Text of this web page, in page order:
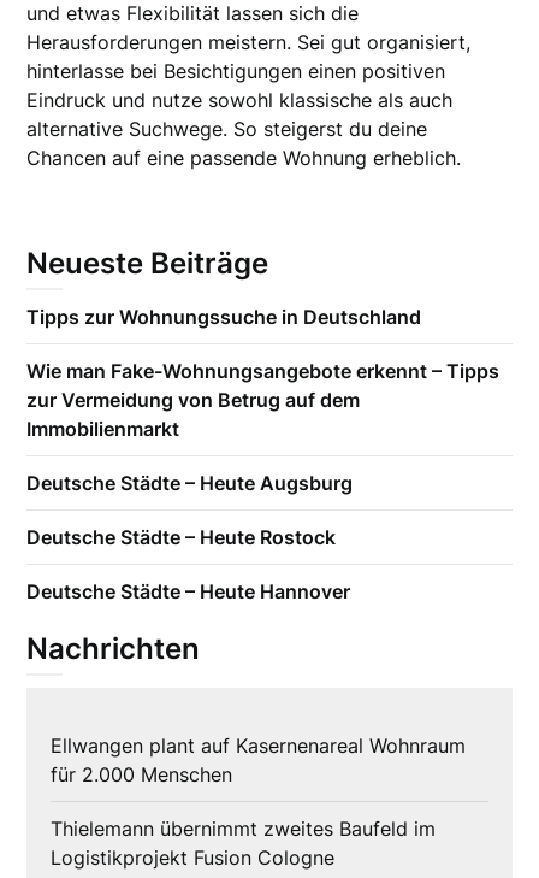
und etwas Flexibilität lassen sich die
Herausforderungen meistern. Sei gut organisiert,
hinterlasse bei Besichtigungen einen positiven
Eindruck und nutze sowohl klassische als auch
alternative Suchwege. So steigerst du deine
Chancen auf eine passende Wohnung erheblich.
Neueste Beiträge
Tipps zur Wohnungssuche in Deutschland
Wie man Fake-Wohnungsangebote erkennt – Tipps
zur Vermeidung von Betrug auf dem
Immobilienmarkt
Deutsche Städte – Heute Augsburg
Deutsche Städte – Heute Rostock
Deutsche Städte – Heute Hannover
Nachrichten
Ellwangen plant auf Kasernenareal Wohnraum
für 2.000 Menschen
Thielemann übernimmt zweites Baufeld im
Logistikprojekt Fusion Cologne